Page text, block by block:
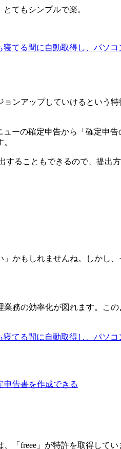
てもシンプルで楽。
てる間に自動取得し、パソ
ンアップしていけるという
ーの確定申告から「確定申
ることもできるので、提出
かもしれませんね。しかし
務の効率化が図れます。こ
てる間に自動取得し、パソ
申告書を作成できる
「freee」が特許を取得し